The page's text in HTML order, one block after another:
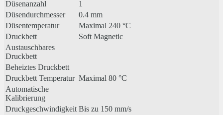
Düsenanzahl
1
Düsendurchmesser
0.4 mm
Düsentemperatur
Maximal 240 °C
Druckbett
Soft Magnetic
Austauschbares
Druckbett
Beheiztes Druckbett
Druckbett Temperatur Maximal 80 °C
Automatische
Kalibrierung
Druckgeschwindigkeit Bis zu 150 mm/s